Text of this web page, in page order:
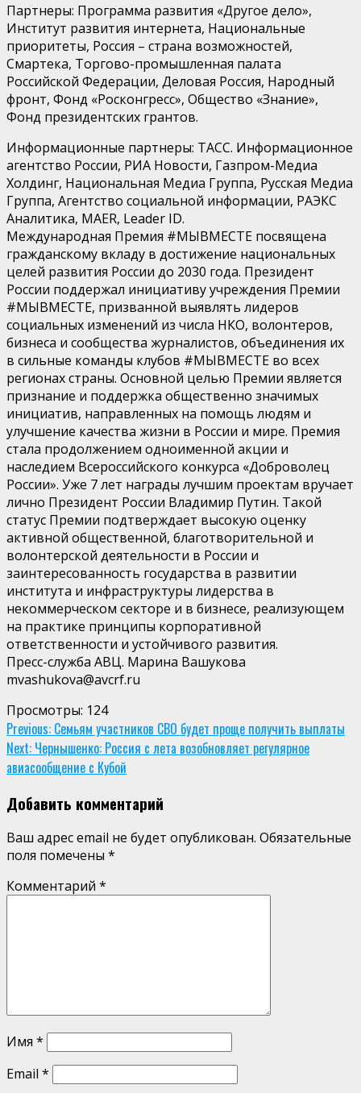
Партнеры: Программа развития «Другое дело»,
Институт развития интернета, Национальные
приоритеты, Россия – страна возможностей,
Cмартека, Торгово-промышленная палата
Российской Федерации, Деловая Россия, Народный
фронт, Фонд «Росконгресс», Общество «Знание»,
Фонд президентских грантов.
Информационные партнеры: ТАСС. Информационное
агентство России, РИА Новости, Газпром-Медиа
Холдинг, Национальная Медиа Группа, Русская Медиа
Группа, Агентство социальной информации, РАЭКС
Аналитика, MAER, Leader ID.
Международная Премия #МЫВМЕСТЕ посвящена
гражданскому вкладу в достижение национальных
целей развития России до 2030 года. Президент
России поддержал инициативу учреждения Премии
#МЫВМЕСТЕ, призванной выявлять лидеров
социальных изменений из числа НКО, волонтеров,
бизнеса и сообщества журналистов, объединения их
в сильные команды клубов #МЫВМЕСТЕ во всех
регионах страны. Основной целью Премии является
признание и поддержка общественно значимых
инициатив, направленных на помощь людям и
улучшение качества жизни в России и мире. Премия
стала продолжением одноименной акции и
наследием Всероссийского конкурса «Доброволец
России». Уже 7 лет награды лучшим проектам вручает
лично Президент России Владимир Путин. Такой
статус Премии подтверждает высокую оценку
активной общественной, благотворительной и
волонтерской деятельности в России и
заинтересованность государства в развитии
института и инфраструктуры лидерства в
некоммерческом секторе и в бизнесе, реализующем
на практике принципы корпоративной
ответственности и устойчивого развития.
Пресс-служба АВЦ. Марина Вашукова
mvashukova@avcrf.ru
Просмотры: 124
Continue
Reading
Previous: Семьям участников СВО будет проще получить выплаты
Next: Чернышенко: Россия с лета возобновляет регулярное
авиасообщение с Кубой
Добавить комментарий
Ваш адрес email не будет опубликован. Обязательные
поля помечены *
Комментарий *
Имя *
Email *